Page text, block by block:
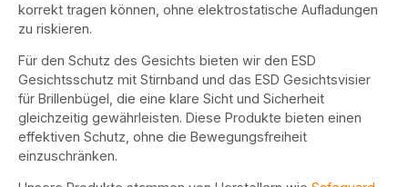
korrekt tragen können, ohne elektrostatische Aufladungen
zu riskieren.
Für den Schutz des Gesichts bieten wir den ESD
Gesichtsschutz mit Stirnband und das ESD Gesichtsvisier
für Brillenbügel, die eine klare Sicht und Sicherheit
gleichzeitig gewährleisten. Diese Produkte bieten einen
effektiven Schutz, ohne die Bewegungsfreiheit
einzuschränken.